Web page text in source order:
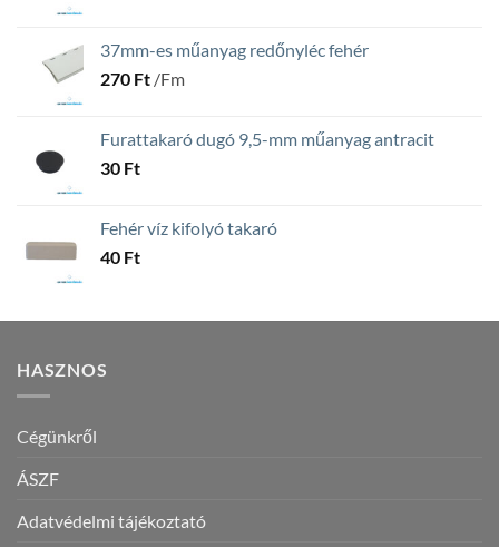
37mm-es műanyag redőnyléc fehér
270 Ft /Fm
Furattakaró dugó 9,5-mm műanyag antracit
30 Ft
Fehér víz kifolyó takaró
40 Ft
HASZNOS
Cégünkről
ÁSZF
Adatvédelmi tájékoztató